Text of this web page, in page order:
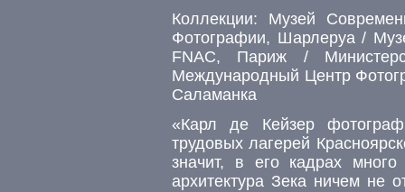
Коллекции: Музей
Фотографии, Шарлеруа /
FNAC, Париж /
Международный Центр
Саламанка
«Карл де Кейзер
трудовых лагерей
значит, в его кадрах
архитектура Зека ничем не